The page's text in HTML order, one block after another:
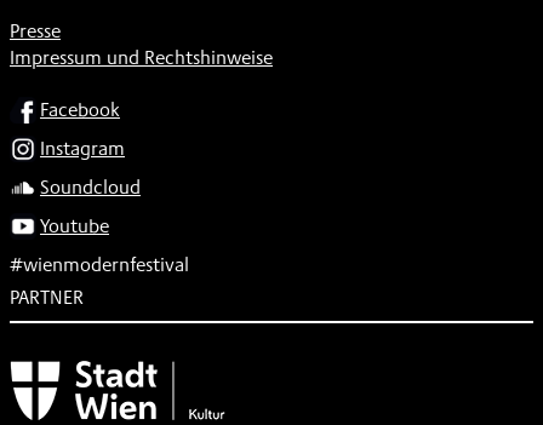
Presse
Impressum und Rechtshinweise
SOCIALFacebook
Instagram
Soundcloud
Youtube
#wienmodernfestival
PARTNER
Subventionsgeber